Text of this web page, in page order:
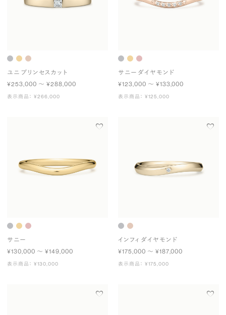
ユニ プリンセスカット
¥253,000 〜 ¥288,000
表示商品： ¥266,000
サニー ダイヤモンド
¥123,000 〜 ¥133,000
表示商品： ¥125,000
サニー
¥130,000 〜 ¥149,000
表示商品： ¥130,000
インフィ ダイヤモンド
¥175,000 〜 ¥187,000
表示商品： ¥175,000